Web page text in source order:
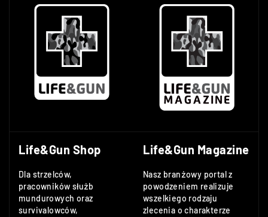
Life&Gun Shop
Dla strzelców,
pracowników służb
mundurowych oraz
survivalowców,
Life&Gun Magazine
Nasz branżowy portal z
powodzeniem realizuje
wszelkiego rodzaju
zlecenia o charakterze